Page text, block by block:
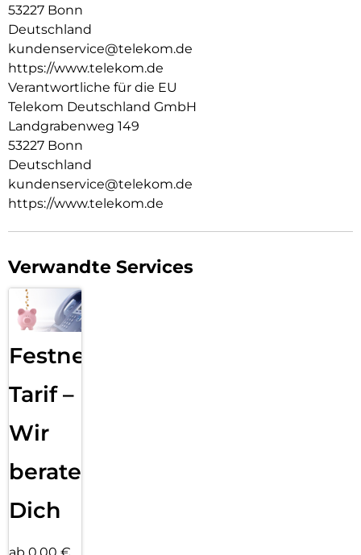
53227 Bonn
Deutschland
kundenservice@telekom.de
https://www.telekom.de
Verantwortliche für die EU
Telekom Deutschland GmbH
Landgrabenweg 149
53227 Bonn
Deutschland
kundenservice@telekom.de
https://www.telekom.de
Verwandte Services
Festnetz
Tarif –
Wir
beraten
Dich